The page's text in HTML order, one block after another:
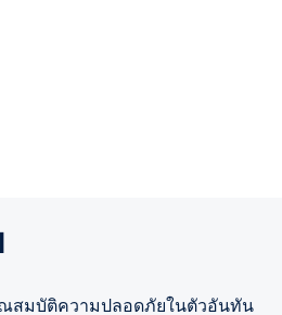
ณสมบัติความปลอดภัยในตัวอันทัน